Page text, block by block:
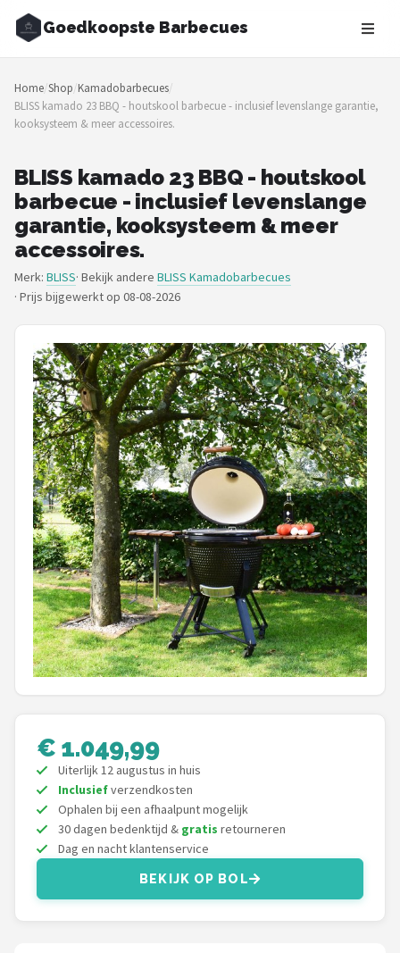
Goedkoopste Barbecues
Zoeken
NAVIGATIE
Shop
Merken
Blog
Recepten
Goedkoopste BBQ's
Gasbarbecues
Houtskoolbarbecues
Shop
POPULAIRE MERKEN
Weber
Barbecook
Big Green Egg
The Bastard
OFYR
Napoleon
Yakiniku
Mustang
Patton
Kamado Joe
Home/Shop/Kamadobarbecues/
BLISS kamado 23 BBQ - houtskool barbecue - inclusief levenslange garantie,
kooksysteem & meer accessoires.
BLISS kamado 23 BBQ - houtskool
barbecue - inclusief levenslange
garantie, kooksysteem & meer
accessoires.
Merk: BLISS· Bekijk andere BLISS Kamadobarbecues
· Prijs bijgewerkt op 08-08-2026
€ 1.049,99
Uiterlijk 12 augustus in huis
Inclusiefverzendkosten
Ophalen bij een afhaalpunt mogelijk
30 dagen bedenktijd & gratis retourneren
Dag en nacht klantenservice
BEKIJK OP BOL